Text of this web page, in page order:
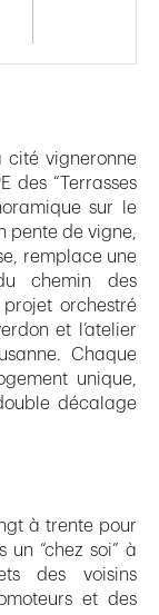
cité vigneronne
des “Terrasses
sur le
pente de vigne,
remplace une
chemin des
orchestré
et l’atelier
Chaque
unique,
décalage
à trente pour
“chez soi” à
des voisins
et des